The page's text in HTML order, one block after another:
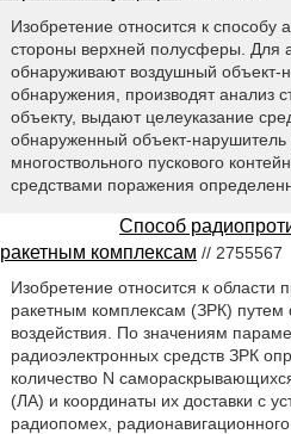
Изобретение относится к способу
стороны верхней полусферы. Для
обнаруживают воздушный объект-
обнаружения, производят анализ
объекту, выдают целеуказание
обнаруженный объект-
многоствольного пускового
средствами поражения
Способ
ракетным комплексам // 2755567
Изобретение относится к области
ракетным комплексам (ЗРК)
воздействия. По значениям
радиоэлектронных средств ЗРК
количество N
(ЛА) и координаты их доставки с
радиопомех,